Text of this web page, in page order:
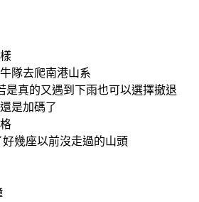
隊去爬南港山系
是真的又遇到下雨也可以選擇撤退
是加碼了
幾座以前沒走過的山頭